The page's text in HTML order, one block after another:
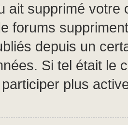
ait supprimé votre
forums
depuis un
Si tel était le
plus